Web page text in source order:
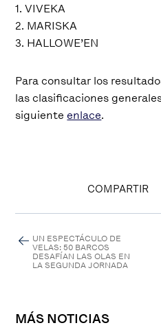
1. VIVEKA
2. MARISKA
3. HALLOWE’EN
Para consultar los
las clasificaciones
siguiente enlace.
COMPARTIR
UN ESPECTÁCULO DE
VELAS: 50 BARCOS
DESAFÍAN LAS OLAS EN
LA SEGUNDA JORNADA
MÁS NOTICIAS